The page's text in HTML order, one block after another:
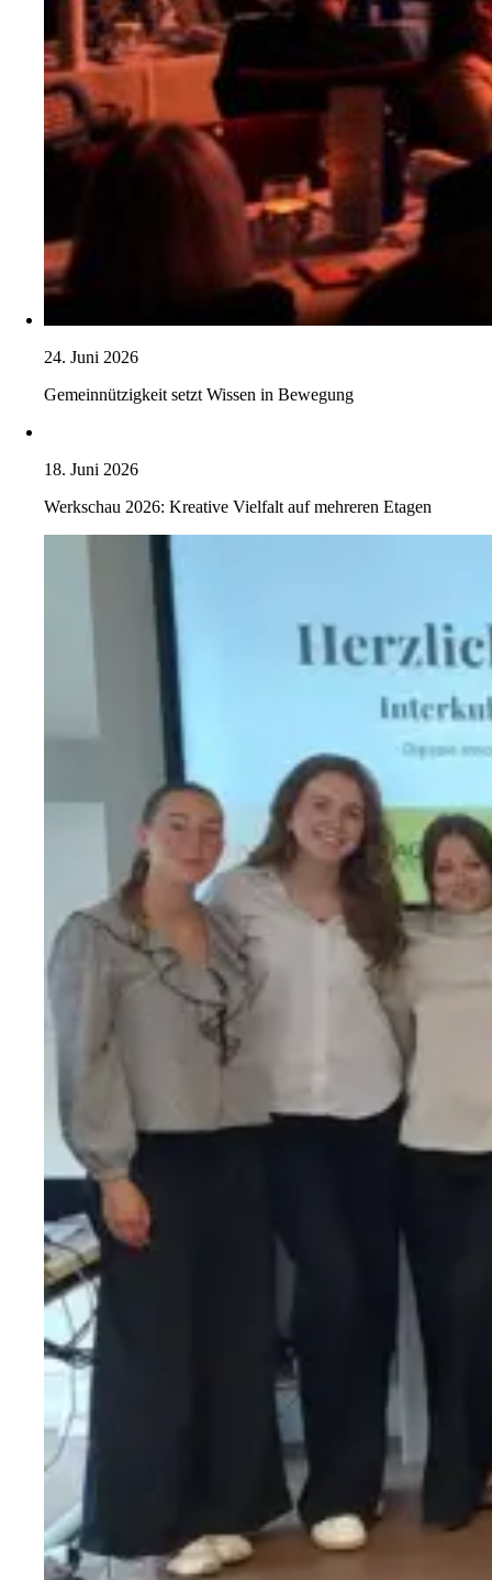
24. Juni 2026
Gemeinnützigkeit setzt Wissen in Bewegung
18. Juni 2026
Werkschau 2026: Kreative Vielfalt auf mehreren Etagen